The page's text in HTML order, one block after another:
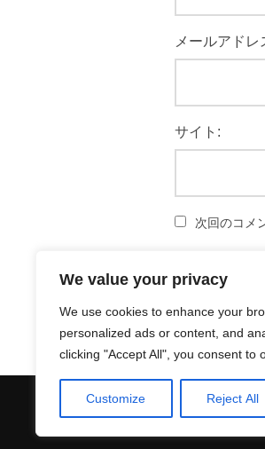
We value your privacy
We use cookies to enhance your
personalized ads or content, and
clicking "Accept All", you consent to
Customize Reject All
メールアドレ
サイト:
次回のコメ